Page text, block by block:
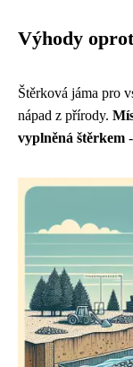
Výhody
Štěrková jáma pro
nápad z přírody.
vyplněná štěrkem